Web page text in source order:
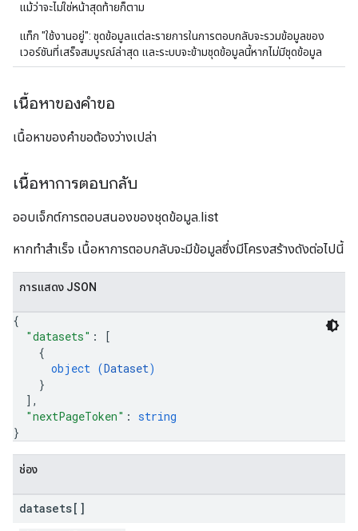
แม้ว่าจะไม่ใช่หน้าสุดท้ายก็ตาม
แท็ก "ใช้งานอยู่": ชุดข้อมูลแต่ละรายการในการตอบกลับจะรวมข้อมูลของ
เวอร์ชันที่เสร็จสมบูรณ์ล่าสุด และระบบจะข้ามชุดข้อมูลนี้หากไม่มีชุดข้อมูล
เนื้อหาของคำขอ
เนื้อหาของคำขอต้องว่างเปล่า
เนื้อหาการตอบกลับ
ออบเจ็กต์การตอบสนองของชุดข้อมูล.list
หากทำสำเร็จ เนื้อหาการตอบกลับจะมีข้อมูลซึ่งมีโครงสร้างดังต่อไปนี้
การแสดง JSON
{
"datasets" :
[
{
object (Dataset)
}
] ,
"nextPageToken" : string
}
ช่อง
datasets[]